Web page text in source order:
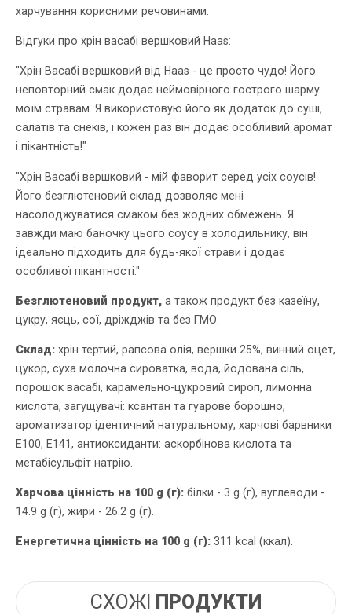
харчування корисними речовинами.
Відгуки про хрін васабі вершковий Haas:
"Хрін Васабі вершковий від Haas - це просто чудо! Його
неповторний смак додає неймовірного гострого шарму
моїм стравам. Я використовую його як додаток до суші,
салатів та снеків, і кожен раз він додає особливий аромат
і пікантність!"
"Хрін Васабі вершковий - мій фаворит серед усіх соусів!
Його безглютеновий склад дозволяє мені
насолоджуватися смаком без жодних обмежень. Я
завжди маю баночку цього соусу в холодильнику, він
ідеально підходить для будь-якої страви і додає
особливої пікантності."
Безглютеновий продукт, а також продукт без казеїну,
цукру, яєць, сої, дріжджів та без ГМО.
Склад: хрін тертий, рапсова олія, вершки 25%, винний оцет,
цукор, суха молочна сироватка, вода, йодована сіль,
порошок васабі, карамельно-цукровий сироп, лимонна
кислота, загущувачі: ксантан та гуарове борошно,
ароматизатор ідентичний натуральному, харчові барвники
Е100, Е141, антиоксиданти: аскорбінова кислота та
метабісульфіт натрію.
Харчова цінність на 100 g (г): білки - 3 g (г), вуглеводи -
14.9 g (г), жири - 26.2 g (г).
Енергетична цінність на 100 g (г): 311 kcal (ккал).
СХОЖІ ПРОДУКТИ